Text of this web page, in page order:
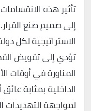
تأثير هذه
إلى صميم صنع
الاستراتيجية لكل
تؤدي إلى تقويض
المناورة في أوقات
الداخلية بمثابة
لمواجهة التهديدات